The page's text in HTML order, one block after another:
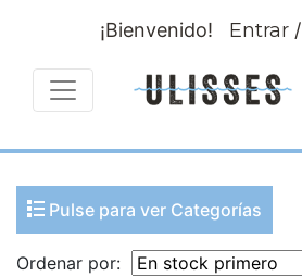
¡Bienvenido! Entrar/
Pulse para ver Categorías
Ordenar por: